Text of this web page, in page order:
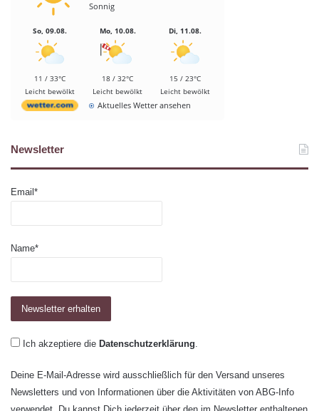
Sonnig
So, 09.08.
11 / 33°C
Leicht bewölkt
Mo, 10.08.
18 / 32°C
Leicht bewölkt
Di, 11.08.
15 / 23°C
Leicht bewölkt
Aktuelles Wetter ansehen
Newsletter
Email*
Name*
Ich akzeptiere die Datenschutzerklärung.
Deine E-Mail-Adresse wird ausschließlich für den Versand unseres
Newsletters und von Informationen über die Aktivitäten von ABG-Info